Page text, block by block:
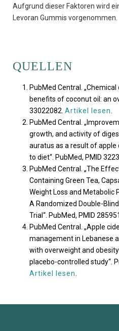
Aufgrund dieser Faktoren wird
Levoran Gummis vorgenommen.
QUELLEN
PubMed Central.
benefits of coconut oil: an
33022082. Artikel lesen.
PubMed Central.
growth, and activity of
auratus as a result of
to diet“. PubMed, PMID
PubMed Central. „The
Containing Green Tea,
Weight Loss and Metabolic
A Randomized Double-
Trial“. PubMed, PMID
PubMed Central. „Apple
management in Lebanese
with overweight and
placebo-controlled study“.
Artikel lesen.